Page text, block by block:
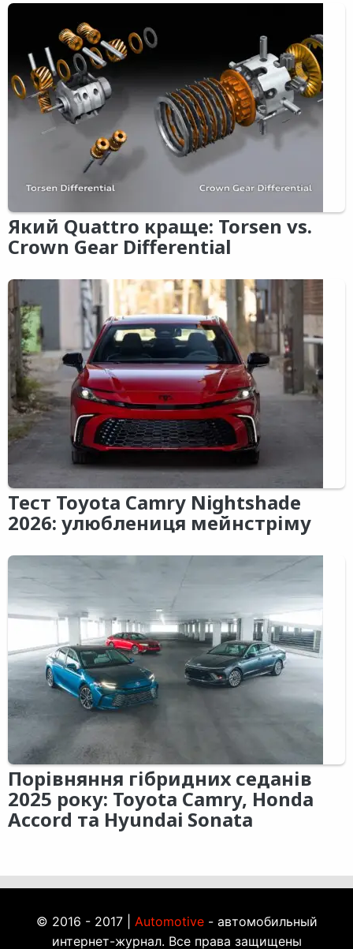
Який Quattro краще: Torsen vs.
Crown Gear Differential
Тест Toyota Camry Nightshade
2026: улюблениця мейнстріму
Порівняння гібридних седанів
2025 року: Toyota Camry, Honda
Accord та Hyundai Sonata
© 2016 - 2017 | Automotive- автомобильный
интернет-журнал. Все права защищены